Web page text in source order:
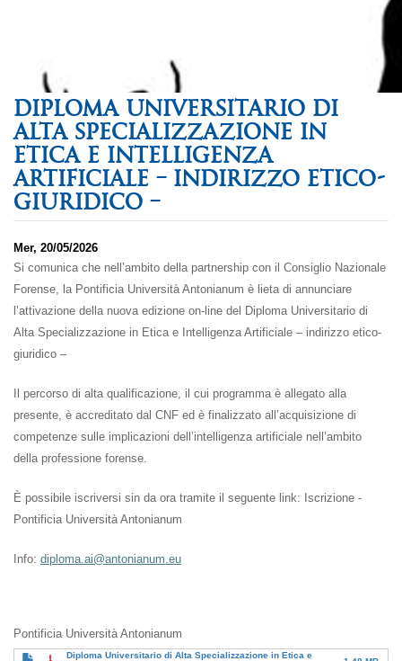
DIPLOMA UNIVERSITARIO DI
ALTA SPECIALIZZAZIONE IN
ETICA E INTELLIGENZA
ARTIFICIALE – INDIRIZZO ETICO-
GIURIDICO –
Mer, 20/05/2026
Si comunica che nell’ambito della partnership con il Consiglio Nazionale
Forense, la Pontificia Università Antonianum è lieta di annunciare
l’attivazione della nuova edizione on-line del Diploma Universitario di
Alta Specializzazione in Etica e Intelligenza Artificiale – indirizzo etico-
giuridico –
Il percorso di alta qualificazione, il cui programma è allegato alla
presente, è accreditato dal CNF ed è finalizzato all’acquisizione di
competenze sulle implicazioni dell’intelligenza artificiale nell’ambito
della professione forense.
È possibile iscriversi sin da ora tramite il seguente link: Iscrizione -
Pontificia Università Antonianum
Info: diploma.ai@antonianum.eu
Pontificia Università Antonianum
Diploma Universitario di Alta Specializzazione in Etica e